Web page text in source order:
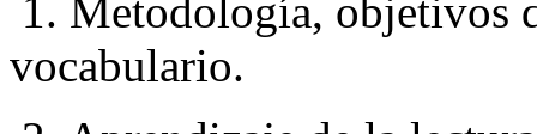
1. Metodología, objetivos
vocabulario.